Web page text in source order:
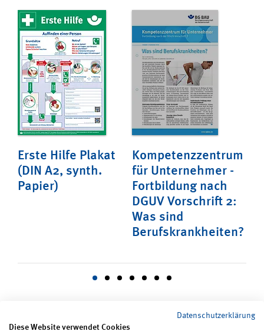
Erste Hilfe Plakat
(DIN A2, synth.
Papier)
Kompetenzzentrum
für Unternehmer -
Fortbildung nach
DGUV Vorschrift 2:
Was sind
Berufskrankheiten?
Datenschutzerklärung
Diese Website verwendet Cookies